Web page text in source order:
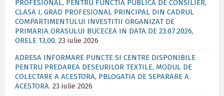
PROFESIONAL, PENTRU FUNCTIA PUBLICA DE CONSILIER,
CLASA I, GRAD PROFESIONAL PRINCIPAL DIN CADRUL
COMPARTIMENTULUI INVESTITII ORGANIZAT DE
PRIMARIA ORASULUI BUCECEA IN DATA DE 23.07.2026,
ORELE 13,00. 23 iulie 2026
ADRESA INFORMARE PUNCTE SI CENTRE DISPONIBILE
PENTRU PREDAREA DESEURILOR TEXTILE, MODUL DE
COLECTARE A ACESTORA, PBLOGATIA DE SEPARARE A
ACESTORA. 23 iulie 2026